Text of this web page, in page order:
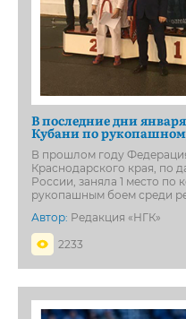
В последние дни
Кубани по
В прошлом году
Краснодарского края, по
России, заняла 1 место по
рукопашным боем среди
Автор: Редакция «НГК»
2233